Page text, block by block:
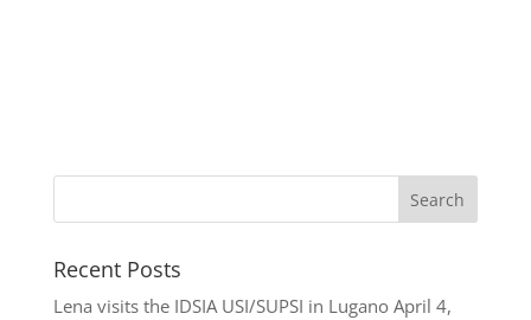
Recent Posts
Lena visits the IDSIA USI/SUPSI in Lugano April 4,